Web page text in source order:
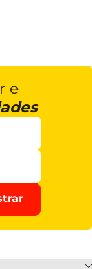
e